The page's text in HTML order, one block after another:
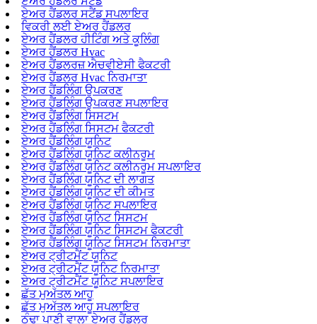
ਏਅਰ ਹੈਂਡਲਰ ਸਟੈਂਡ ਸਪਲਾਇਰ
ਵਿਕਰੀ ਲਈ ਏਅਰ ਹੈਂਡਲਰ
ਏਅਰ ਹੈਂਡਲਰ ਹੀਟਿੰਗ ਅਤੇ ਕੂਲਿੰਗ
ਏਅਰ ਹੈਂਡਲਰ Hvac
ਏਅਰ ਹੈਂਡਲਰਜ਼ ਐਚਵੀਏਸੀ ਫੈਕਟਰੀ
ਏਅਰ ਹੈਂਡਲਰ Hvac ਨਿਰਮਾਤਾ
ਏਅਰ ਹੈਂਡਲਿੰਗ ਉਪਕਰਣ
ਏਅਰ ਹੈਂਡਲਿੰਗ ਉਪਕਰਣ ਸਪਲਾਇਰ
ਏਅਰ ਹੈਂਡਲਿੰਗ ਸਿਸਟਮ
ਏਅਰ ਹੈਂਡਲਿੰਗ ਸਿਸਟਮ ਫੈਕਟਰੀ
ਏਅਰ ਹੈਂਡਲਿੰਗ ਯੂਨਿਟ
ਏਅਰ ਹੈਂਡਲਿੰਗ ਯੂਨਿਟ ਕਲੀਨਰੂਮ
ਏਅਰ ਹੈਂਡਲਿੰਗ ਯੂਨਿਟ ਕਲੀਨਰੂਮ ਸਪਲਾਇਰ
ਏਅਰ ਹੈਂਡਲਿੰਗ ਯੂਨਿਟ ਦੀ ਲਾਗਤ
ਏਅਰ ਹੈਂਡਲਿੰਗ ਯੂਨਿਟ ਦੀ ਕੀਮਤ
ਏਅਰ ਹੈਂਡਲਿੰਗ ਯੂਨਿਟ ਸਪਲਾਇਰ
ਏਅਰ ਹੈਂਡਲਿੰਗ ਯੂਨਿਟ ਸਿਸਟਮ
ਏਅਰ ਹੈਂਡਲਿੰਗ ਯੂਨਿਟ ਸਿਸਟਮ ਫੈਕਟਰੀ
ਏਅਰ ਹੈਂਡਲਿੰਗ ਯੂਨਿਟ ਸਿਸਟਮ ਨਿਰਮਾਤਾ
ਏਅਰ ਟ੍ਰੀਟਮੈਂਟ ਯੂਨਿਟ
ਏਅਰ ਟ੍ਰੀਟਮੈਂਟ ਯੂਨਿਟ ਨਿਰਮਾਤਾ
ਏਅਰ ਟ੍ਰੀਟਮੈਂਟ ਯੂਨਿਟ ਸਪਲਾਇਰ
ਛੱਤ ਮੁਅੱਤਲ ਆਹੂ
ਛੱਤ ਮੁਅੱਤਲ ਆਹੂ ਸਪਲਾਇਰ
ਠੰਢਾ ਪਾਣੀ ਵਾਲਾ ਏਅਰ ਹੈਂਡਲਰ